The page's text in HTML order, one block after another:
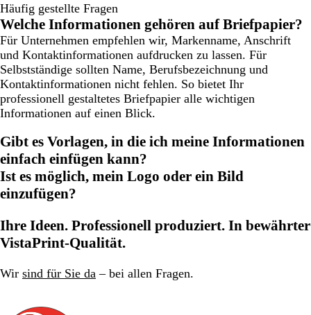
Häufig gestellte Fragen
Welche Informationen gehören auf Briefpapier?
Für Unternehmen empfehlen wir, Markenname, Anschrift
und Kontaktinformationen aufdrucken zu lassen. Für
Selbstständige sollten Name, Berufsbezeichnung und
Kontaktinformationen nicht fehlen. So bietet Ihr
professionell gestaltetes Briefpapier alle wichtigen
Informationen auf einen Blick.
Gibt es Vorlagen, in die ich meine Informationen
einfach einfügen kann?
Ist es möglich, mein Logo oder ein Bild
einzufügen?
Ihre Ideen. Professionell produziert. In bewährter
VistaPrint-Qualität.
Wir sind für Sie da – bei allen Fragen.